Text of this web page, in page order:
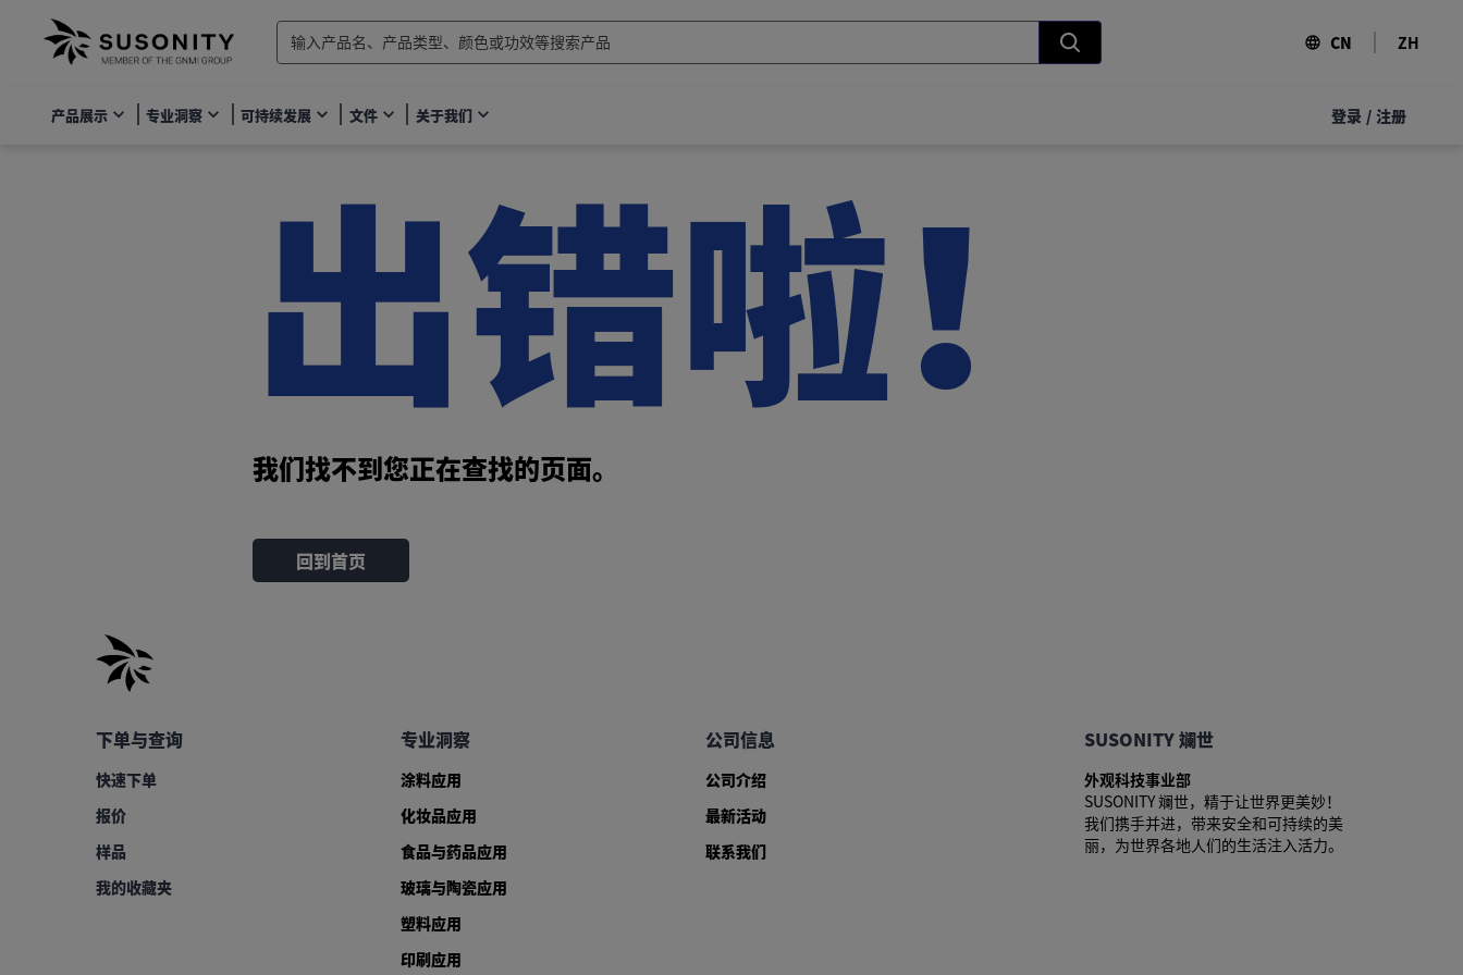
CN ZH
产品展示 专业洞察 可持续发展 文件 关于我们 登录 / 注册
出错啦！
我们找不到您正在查找的页面。
回到首页
下单与查询
快速下单
报价
样品
我的收藏夹
专业洞察
涂料应用
化妆品应用
食品与药品应用
玻璃与陶瓷应用
塑料应用
印刷应用
公司信息
公司介绍
最新活动
联系我们
SUSONITY 斓世
外观科技事业部
SUSONITY 斓世，精于让世界更美妙！
我们携手并进，带来安全和可持续的美
丽，为世界各地人们的生活注入活力。